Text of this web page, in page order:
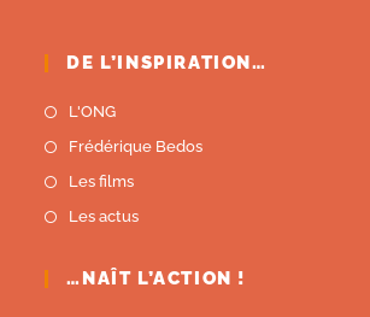
DE L’INSPIRATION…
L'ONG
Frédérique Bedos
Les films
Les actus
…NAÎT L’ACTION !